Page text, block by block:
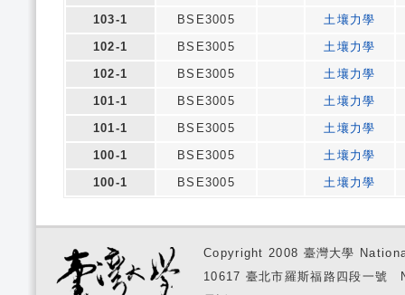
103-1
BSE3005
土壤力學
102-1
BSE3005
土壤力學
102-1
BSE3005
土壤力學
101-1
BSE3005
土壤力學
101-1
BSE3005
土壤力學
100-1
BSE3005
土壤力學
100-1
BSE3005 土壤力學
Copyright 2008 臺灣大學
10617 臺北市羅斯福路四段一